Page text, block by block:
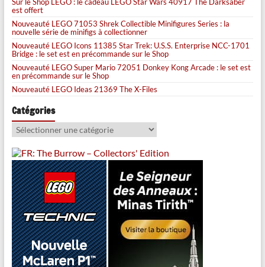
est offert
Nouveauté LEGO 71053 Shrek Collectible Minifigures Series : la
nouvelle série de minifigs à collectionner
Nouveauté LEGO Icons 11385 Star Trek: U.S.S. Enterprise NCC-1701
Bridge : le set est en précommande sur le Shop
Nouveauté LEGO Super Mario 72051 Donkey Kong Arcade : le set est
en précommande sur le Shop
Nouveauté LEGO Ideas 21369 The X-Files
Catégories
Catégories